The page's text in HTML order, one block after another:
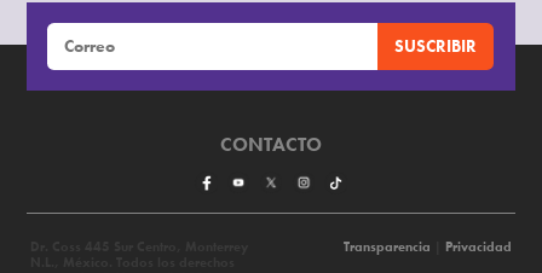
CONTACTO
Transparencia Privacidad